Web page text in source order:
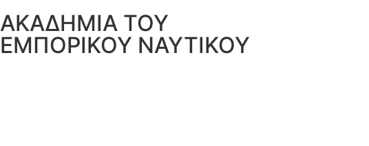
ΑΚΑΔΗΜΙΑ ΤΟΥ
ΕΜΠΟΡΙΚΟΥ ΝΑΥΤΙΚΟΥ